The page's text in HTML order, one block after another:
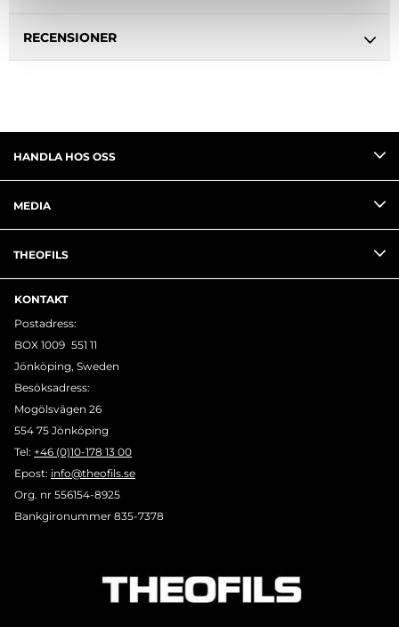
RECENSIONER
HANDLA HOS OSS
MEDIA
THEOFILS
KONTAKT
Postadress:
BOX 1009 551 11
Jönköping, Sweden
Besöksadress:
Mogölsvägen 26
554 75 Jönköping
Tel: +46 (0)10-178 13 00
Epost: info@theofils.se
Org. nr 556154-8925
Bankgironummer 835-7378